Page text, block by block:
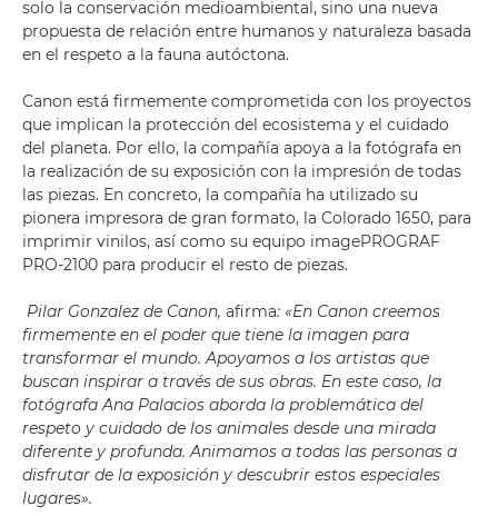
solo la conservación medioambiental, sino una nueva
propuesta de relación entre humanos y naturaleza basada
en el respeto a la fauna autóctona.
Canon está firmemente comprometida con los proyectos
que implican la protección del ecosistema y el cuidado
del planeta. Por ello, la compañía apoya a la fotógrafa en
la realización de su exposición con la impresión de todas
las piezas. En concreto, la compañía ha utilizado su
pionera impresora de gran formato, la Colorado 1650, para
imprimir vinilos, así como su equipo imagePROGRAF
PRO-2100 para producir el resto de piezas.
Pilar Gonzalez de Canon, afirma: «En Canon creemos
firmemente en el poder que tiene la imagen para
transformar el mundo. Apoyamos a los artistas que
buscan inspirar a través de sus obras. En este caso, la
fotógrafa Ana Palacios aborda la problemática del
respeto y cuidado de los animales desde una mirada
diferente y profunda. Animamos a todas las personas a
disfrutar de la exposición y descubrir estos especiales
lugares».